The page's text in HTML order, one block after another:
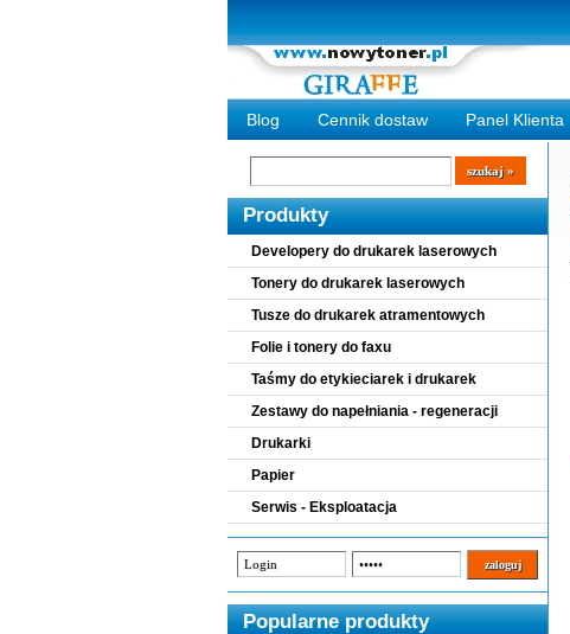
Blog Cennik dostaw Panel Klienta
Wyszukiwarka
szukaj
Produkty
Developery do drukarek laserowych
Tonery do drukarek laserowych
Tusze do drukarek atramentowych
Folie i tonery do faxu
Taśmy do etykieciarek i drukarek
Zestawy do napełniania - regeneracji
Drukarki
Papier
Serwis - Eksploatacja
Popularne produkty